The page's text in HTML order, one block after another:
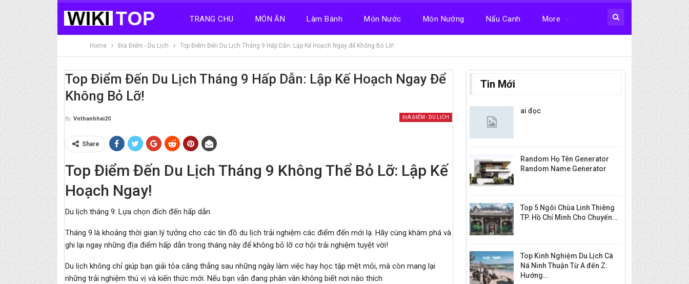
TRANG CHU MÓN ĂN Làm Bánh Món Nước Món Nướng Nấu Canh More
Home Địa Điểm - Du Lịch Top Điểm Đến Du Lịch Tháng 9 Hấp Dẫn: Lập Kế Hoạch Ngay để Không Bỏ Lỡ!
Top Điểm Đến Du Lịch Tháng 9 Hấp Dẫn: Lập Kế Hoạch Ngay Để
Không Bỏ Lỡ!
ĐỊA ĐIỂM - DU LỊCH
By Vnthanhhai20
Share
Top Điểm Đến Du Lịch Tháng 9 Không Thể Bỏ Lỡ: Lập Kế
Hoạch Ngay!
Du lịch tháng 9: Lựa chọn đích đến hấp dẫn
Tháng 9 là khoảng thời gian lý tưởng cho các tín đồ du lịch trải nghiệm các điểm đến mới lạ. Hãy cùng khám phá và
ghi lại ngay những địa điểm hấp dẫn trong tháng này để không bỏ lỡ cơ hội trải nghiệm tuyệt vời!
Du lịch không chỉ giúp bạn giải tỏa căng thẳng sau những ngày làm việc hay học tập mệt mỏi, mà còn mang lại
những trải nghiệm thú vị và kiến thức mới. Nếu bạn vẫn đang phân vân không biết nơi nào thích
Tin Mới
ai đọc
Random Họ Tên Generator
Random Name Generator
Top 5 Ngôi Chùa Linh Thiêng
TP. Hồ Chí Minh Cho Chuyến…
Top Kinh Nghiệm Du Lịch Cà
Ná Ninh Thuận Từ A đến Z:
Hướng…